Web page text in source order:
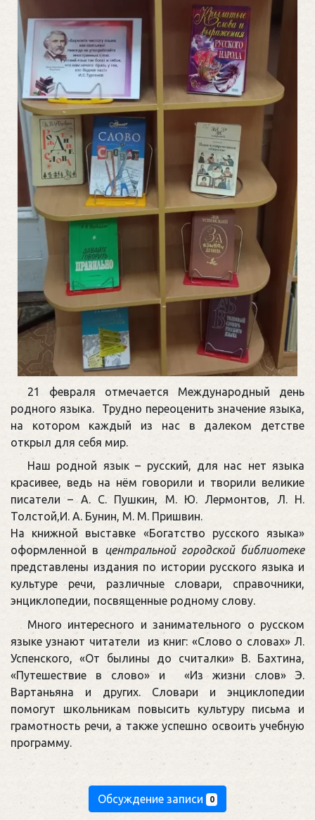
21 февраля отмечается Международный день
родного языка. Трудно переоценить значение языка,
на котором каждый из нас в далеком детстве
открыл для себя мир.
Наш родной язык – русский, для нас нет языка
красивее, ведь на нём говорили и творили великие
писатели – А. С. Пушкин, М. Ю. Лермонтов, Л. Н.
Толстой,И. А. Бунин, М. М. Пришвин.
На книжной выставке «Богатство русского языка»
оформленной в центральной городской библиотеке
представлены издания по истории русского языка и
культуре речи, различные словари, справочники,
энциклопедии, посвященные родному слову.
Много интересного и занимательного о русском
языке узнают читатели из книг: «Слово о словах» Л.
Успенского, «От былины до считалки» В. Бахтина,
«Путешествие в слово» и «Из жизни слов» Э.
Вартаньяна и других. Словари и энциклопедии
помогут школьникам повысить культуру письма и
грамотность речи, а также успешно освоить учебную
программу.
Обсуждение записи 0